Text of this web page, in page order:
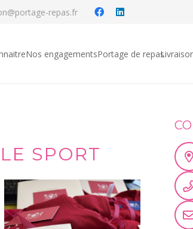
repas.fr
Nos engagementsPortage de repas
SPORT